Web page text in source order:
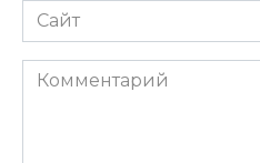
Сайт
Комментарий